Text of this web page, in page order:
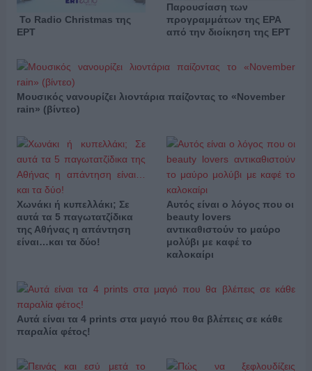
Το Radio Christmas της
ΕΡΤ
Παρουσίαση των
προγραμμάτων της ΕΡΑ
από την διοίκηση της ΕΡΤ
Μουσικός νανουρίζει λιοντάρια παίζοντας το «November
rain» (βίντεο)
Χωνάκι ή κυπελλάκι; Σε
αυτά τα 5 παγωτατζίδικα
της Αθήνας η απάντηση
είναι…και τα δύο!
Αυτός είναι ο λόγος που οι
beauty lovers
αντικαθιστούν το μαύρο
μολύβι με καφέ το
καλοκαίρι
Αυτά είναι τα 4 prints στα μαγιό που θα βλέπεις σε κάθε
παραλία φέτος!